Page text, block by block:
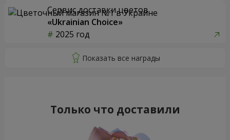
Сервис доставки цветов
«Ukrainian Choice»
2025 год
Только что доставили